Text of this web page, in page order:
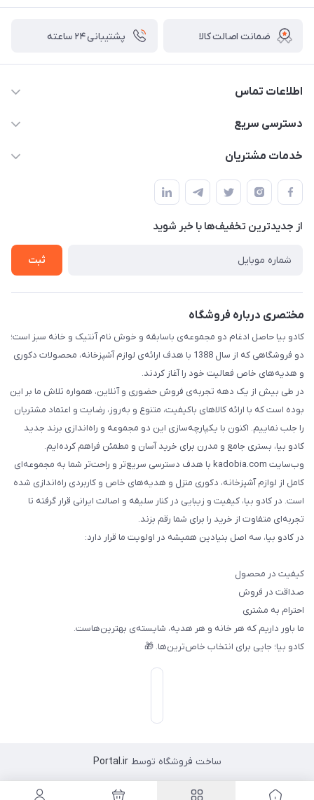
ضمانت اصالت کالا پشتیبانی ۲۴ ساعته
اطلاعات تماس
02177408855 و شماره واتس آپ 09126894295
دسترسی سریع
حساب کاربری
تماس با ما
خدمات مشتریان
قوانین و مقررات
حریم خصوصی
راهنما
از جدید‌ترین تخفیف‌ها با‌ خبر شوید
ثبت
مختصری درباره فروشگاه
کادو بیا حاصل ادغام دو مجموعه‌ی باسابقه و خوش‌ نام آنتیک و خانه سبز است؛
دو فروشگاهی که از سال 1388 با هدف ارائه‌ی لوازم آشپزخانه، محصولات دکوری
و هدیه‌های خاص فعالیت خود را آغاز کردند.
در طی بیش از یک دهه تجربه‌ی فروش حضوری و آنلاین، همواره تلاش ما بر این
بوده است که با ارائه کالاهای باکیفیت، متنوع و به‌روز، رضایت و اعتماد مشتریان
را جلب نماییم. اکنون با یکپارچه‌سازی این دو مجموعه و راه‌اندازی برند جدید
کادو بیا، بستری جامع و مدرن برای خرید آسان و مطمئن فراهم کرده‌ایم.
وب‌سایت kadobia.com با هدف دسترسی سریع‌تر و راحت‌تر شما به مجموعه‌ای
کامل از لوازم آشپزخانه، دکوری منزل و هدیه‌های خاص و کاربردی راه‌اندازی شده
است. در کادو بیا، کیفیت و زیبایی در کنار سلیقه و اصالت ایرانی قرار گرفته تا
تجربه‌ای متفاوت از خرید را برای شما رقم بزند.
در کادو بیا، سه اصل بنیادین همیشه در اولویت ما قرار دارد:
کیفیت در محصول
صداقت در فروش
احترام به مشتری
ما باور داریم که هر خانه و هر هدیه، شایسته‌ی بهترین‌هاست.
کادو بیا؛ جایی برای انتخاب خاص‌ترین‌ها. 🎁
ساخت فروشگاه توسطPortal.ir